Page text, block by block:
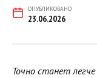
ОПУБЛИКОВАНО
23.06.2026
Точно станет легче